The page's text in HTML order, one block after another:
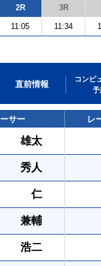
2R 3R
11:05 11:34
直前情報
コンピ
予
サー レ
雄太
秀人
仁
兼輔
浩二